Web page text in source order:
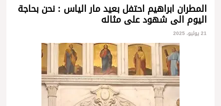
المطران ابراهيم احتفل بعيد مار الياس : نحن بحاجة
اليوم الى شهود على مثاله
21 يوليو، 2025